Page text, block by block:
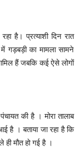
है। प्रत्याशी दिन रात
गड़बड़ी का मामला सामने
हैं जबकि कई ऐसे लोगों
की है । मोरा तालाब
है । बताया जा रहा है कि
मौत हो गई है ।